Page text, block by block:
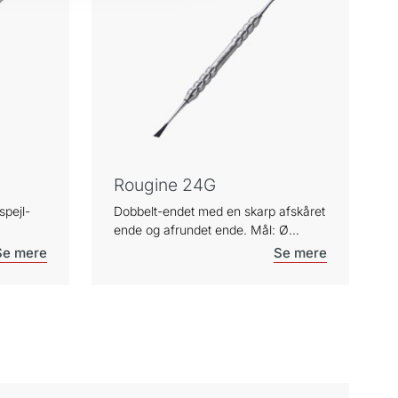
Rougine 24G
Dobbelt-endet med en skarp afskåret
ende og afrundet ende. Mål: Ø